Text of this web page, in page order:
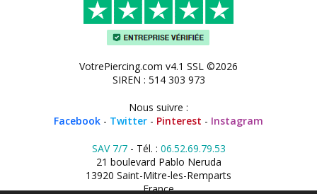
VotrePiercing.com v4.1 SSL ©2026
SIREN : 514 303 973
Nous suivre :
Facebook - Twitter - Pinterest - Instagram
SAV 7/7- Tél. : 06.52.69.79.53
21 boulevard Pablo Neruda
13920 Saint-Mitre-les-Remparts
France